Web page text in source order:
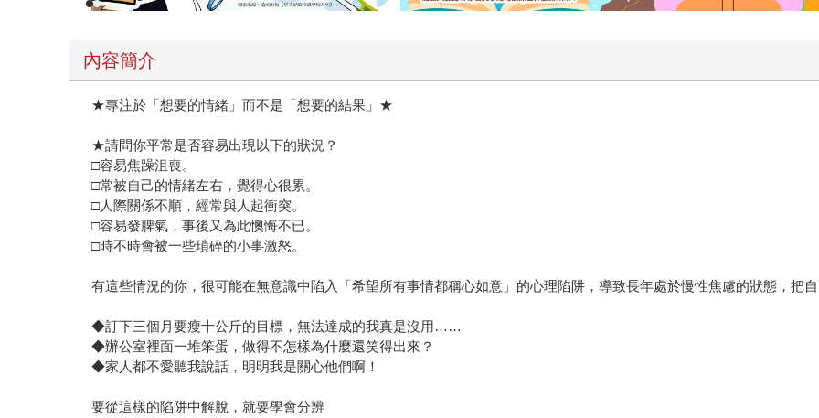
內容簡介
★專注於「想要的情緒」而不是「想要的結果」★
★請問你平常是否容易出現以下的狀況？
□容易焦躁沮喪。
□常被自己的情緒左右，覺得心很累。
□人際關係不順，經常與人起衝突。
□容易發脾氣，事後又為此懊悔不已。
□時不時會被一些瑣碎的小事激怒。
有這些情況的你，很可能在無意識中陷入「希望所有事情都稱心如意」的心理陷阱，導致長年處於慢性焦慮的狀態，把
◆訂下三個月要瘦十公斤的目標，無法達成的我真是沒用……
◆辦公室裡面一堆笨蛋，做得不怎樣為什麼還笑得出來？
◆家人都不愛聽我說話，明明我是關心他們啊！
要從這樣的陷阱中解脫，就要學會分辨